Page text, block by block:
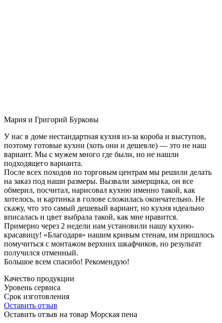
Мария и Григорий Бурковы
У нас в доме нестандартная кухня из-за короба и выступов,
поэтому готовые кухни (хоть они и дешевле) — это не наш
вариант. Мы с мужем много где были, но не нашли
подходящего варианта.
После всех походов по торговым центрам мы решили делать
на заказ под наши размеры. Вызвали замерщика, он все
обмерил, посчитал, нарисовал кухню именно такой, как
хотелось, и картинка в голове сложилась окончательно. Не
скажу, что это самый дешевый вариант, но кухня идеально
вписалась и цвет выбрала такой, как мне нравится.
Примерно через 2 недели нам установили нашу кухню-
красавицу! «Благодаря» нашим кривым стенам, им пришлось
помучиться с монтажом верхних шкафчиков, но результат
получился отменный.
Большое всем спасибо! Рекомендую!
Качество продукции
Уровень сервиса
Срок изготовления
Оставить отзыв
Оставить отзыв на товар Морская пена